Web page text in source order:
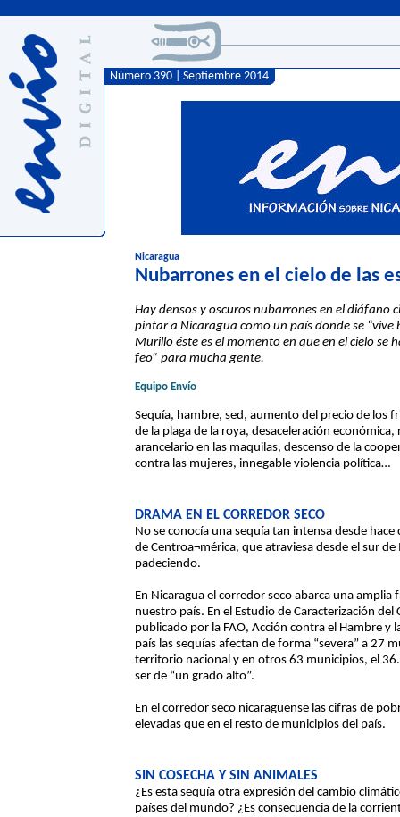
Número 390 | Septiembre 2014
Nicaragua
Nubarrones en el cielo de las
Hay densos y oscuros nubarrones en el diáfano
pintar a Nicaragua como un país donde se
Murillo éste es el momento en que en el cielo
feo” para mucha gente.
Equipo Envío
Sequía, hambre, sed, aumento del precio de los
de la plaga de la roya, desaceleración
arancelario en las maquilas, descenso de la
contra las mujeres, innegable violencia política…
DRAMA EN EL CORREDOR SECO
No se conocía una sequía tan intensa desde
de Centroa¬mérica, que atraviesa desde el sur
padeciendo.
En Nicaragua el corredor seco abarca una
nuestro país. En el Estudio de Caracterización
publicado por la FAO, Acción contra el Hambre y
país las sequías afectan de forma “severa” a 27
territorio nacional y en otros 63 municipios, el
ser de “un grado alto”.
En el corredor seco nicaragüense las cifras de
elevadas que en el resto de municipios del país.
SIN COSECHA Y SIN ANIMALES
¿Es esta sequía otra expresión del cambio
países del mundo? ¿Es consecuencia de la